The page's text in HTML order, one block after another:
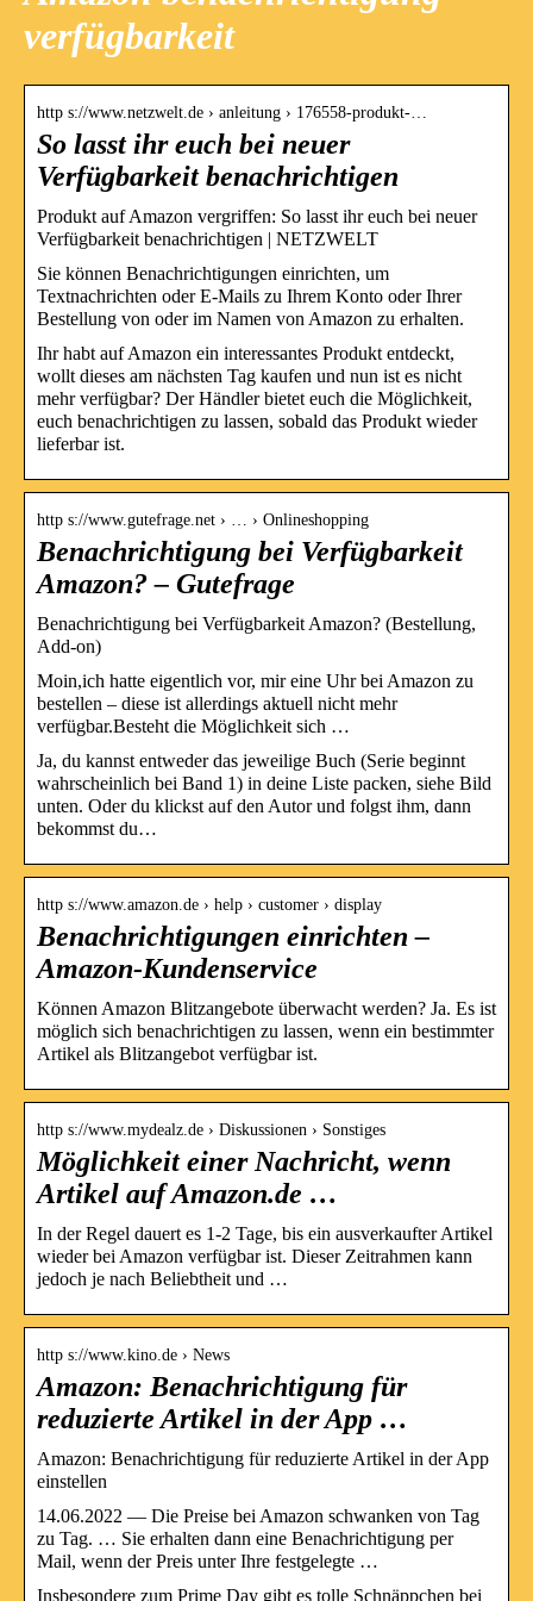
verfügbarkeit
http s://www.netzwelt.de › anleitung › 176558-produkt-…
So lasst ihr euch bei neuer
Verfügbarkeit benachrichtigen
Produkt auf Amazon vergriffen: So lasst ihr euch bei neuer
Verfügbarkeit benachrichtigen | NETZWELT
Sie können Benachrichtigungen einrichten, um
Textnachrichten oder E-Mails zu Ihrem Konto oder Ihrer
Bestellung von oder im Namen von Amazon zu erhalten.
Ihr habt auf Amazon ein interessantes Produkt entdeckt,
wollt dieses am nächsten Tag kaufen und nun ist es nicht
mehr verfügbar? Der Händler bietet euch die Möglichkeit,
euch benachrichtigen zu lassen, sobald das Produkt wieder
lieferbar ist.
http s://www.gutefrage.net › … › Onlineshopping
Benachrichtigung bei Verfügbarkeit
Amazon? – Gutefrage
Benachrichtigung bei Verfügbarkeit Amazon? (Bestellung,
Add-on)
Moin,ich hatte eigentlich vor, mir eine Uhr bei Amazon zu
bestellen – diese ist allerdings aktuell nicht mehr
verfügbar.Besteht die Möglichkeit sich …
Ja, du kannst entweder das jeweilige Buch (Serie beginnt
wahrscheinlich bei Band 1) in deine Liste packen, siehe Bild
unten. Oder du klickst auf den Autor und folgst ihm, dann
bekommst du…
http s://www.amazon.de › help › customer › display
Benachrichtigungen einrichten –
Amazon-Kundenservice
Können Amazon Blitzangebote überwacht werden? Ja. Es ist
möglich sich benachrichtigen zu lassen, wenn ein bestimmter
Artikel als Blitzangebot verfügbar ist.
http s://www.mydealz.de › Diskussionen › Sonstiges
Möglichkeit einer Nachricht, wenn
Artikel auf Amazon.de …
In der Regel dauert es 1-2 Tage, bis ein ausverkaufter Artikel
wieder bei Amazon verfügbar ist. Dieser Zeitrahmen kann
jedoch je nach Beliebtheit und …
http s://www.kino.de › News
Amazon: Benachrichtigung für
reduzierte Artikel in der App …
Amazon: Benachrichtigung für reduzierte Artikel in der App
einstellen
14.06.2022 — Die Preise bei Amazon schwanken von Tag
zu Tag. … Sie erhalten dann eine Benachrichtigung per
Mail, wenn der Preis unter Ihre festgelegte …
Insbesondere zum Prime Day gibt es tolle Schnäppchen bei